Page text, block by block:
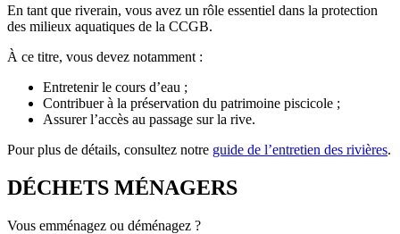
En tant que riverain, vous avez un rôle essentiel dans la protection
des milieux aquatiques de la CCGB.
À ce titre, vous devez notamment :
Entretenir le cours d’eau ;
Contribuer à la préservation du patrimoine piscicole ;
Assurer l’accès au passage sur la rive.
Pour plus de détails, consultez notre guide de l’entretien des rivières.
DÉCHETS MÉNAGERS
Vous emménagez ou déménagez ?